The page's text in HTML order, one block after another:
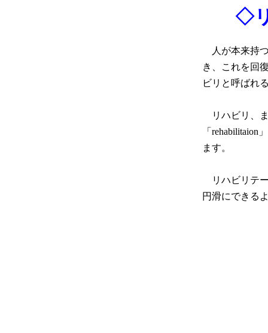
◇
人が本来持
き、これを回
ビリと呼ばれ
リハビリ、
「
ます。
リハビリテ
円滑にできる